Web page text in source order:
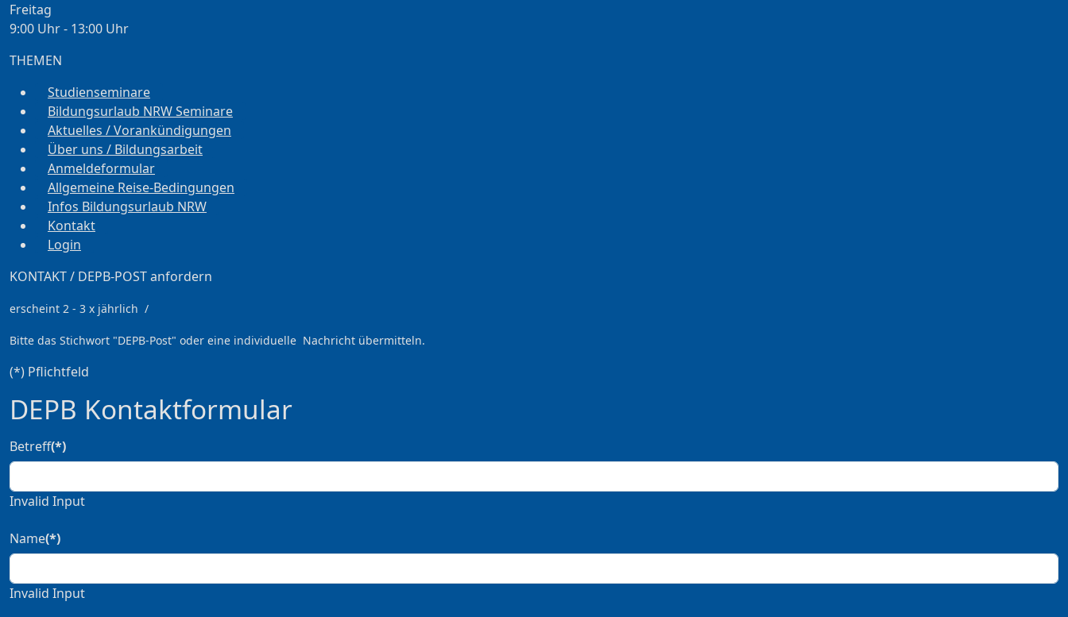
Freitag
9:00 Uhr - 13:00 Uhr
THEMEN
Studienseminare
Bildungsurlaub NRW Seminare
Aktuelles / Vorankündigungen
Über uns / Bildungsarbeit
Anmeldeformular
Allgemeine Reise-Bedingungen
Infos Bildungsurlaub NRW
Kontakt
Login
KONTAKT / DEPB-POST anfordern
erscheint 2 - 3 x jährlich /
Bitte das Stichwort "DEPB-Post" oder eine individuelle Nachricht übermitteln.
(*) Pflichtfeld
DEPB Kontaktformular
Betreff(*)
Invalid Input
Name(*)
Invalid Input